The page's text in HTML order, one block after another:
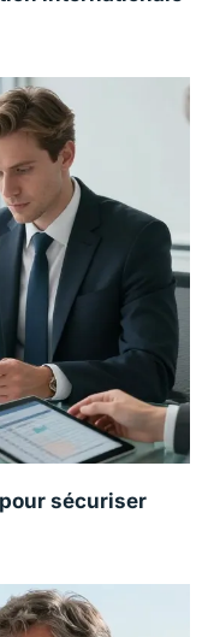
sécuriser